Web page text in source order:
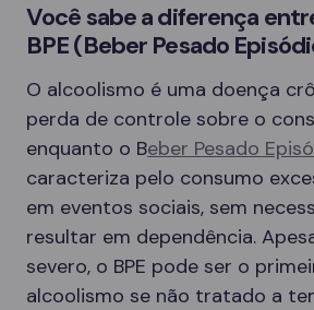
Você sabe a diferença
BPE (Beber Pesado
O alcoolismo é uma doença
perda de controle sobre o
enquanto o Beber Pesado
caracteriza pelo consumo
em eventos sociais, sem
resultar em dependência.
severo, o BPE pode ser o
alcoolismo se não tratado a